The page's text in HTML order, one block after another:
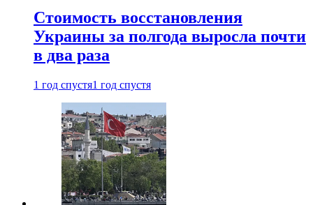
Стоимость восстановления
Украины за полгода выросла почти
в два раза
1 год спустя1 год спустя